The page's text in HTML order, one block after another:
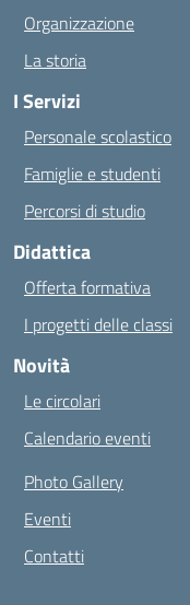
Organizzazione
La storia
I Servizi
Personale scolastico
Famiglie e studenti
Percorsi di studio
Didattica
Offerta formativa
I progetti delle classi
Novità
Le circolari
Calendario eventi
Photo Gallery
Eventi
Contatti